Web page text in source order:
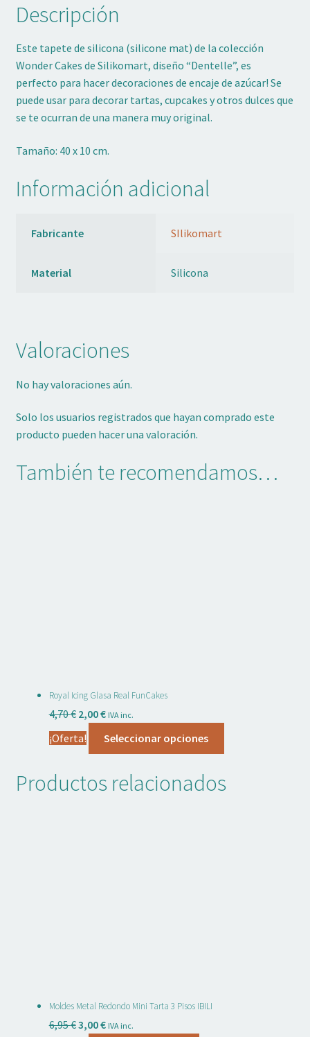
Descripción
Este tapete de silicona (silicone mat) de la colección
Wonder Cakes de Silikomart, diseño “Dentelle”, es
perfecto para hacer decoraciones de encaje de azúcar! Se
puede usar para decorar tartas, cupcakes y otros dulces que
se te ocurran de una manera muy original.
Tamaño: 40 x 10 cm.
Información adicional
Fabricante SIlikomart
Material Silicona
Valoraciones
No hay valoraciones aún.
Solo los usuarios registrados que hayan comprado este
producto pueden hacer una valoración.
También te recomendamos…
Royal Icing Glasa Real FunCakes
4,70€ El
precio
original
4,70 €.
2,00€El
2,00 €.
IVA inc.
¡Oferta! Seleccionar opciones
múltiples
Productos relacionados
Moldes Metal Redondo Mini Tarta 3 Pisos IBILI
6,95€El
3,00€ElIVA inc.